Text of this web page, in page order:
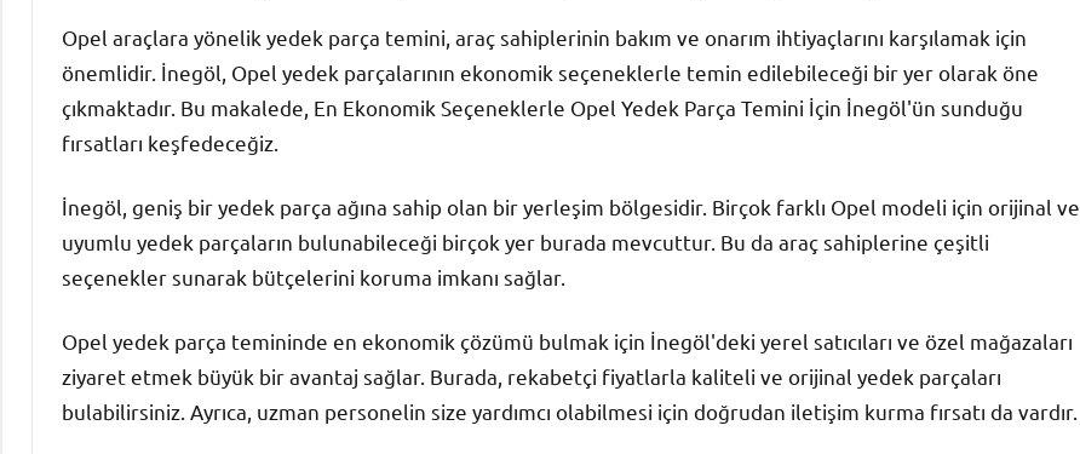
Opel araçlara yönelik yedek parça temini, araç sahiplerinin bakım ve onarım ihtiyaçlarını karşılamak için
önemlidir. İnegöl, Opel yedek parçalarının ekonomik seçeneklerle temin edilebileceği bir yer olarak öne
çıkmaktadır. Bu makalede, En Ekonomik Seçeneklerle Opel Yedek Parça Temini İçin İnegöl'ün sunduğu
fırsatları keşfedeceğiz.
İnegöl, geniş bir yedek parça ağına sahip olan bir yerleşim bölgesidir. Birçok farklı Opel modeli için orijinal ve
uyumlu yedek parçaların bulunabileceği birçok yer burada mevcuttur. Bu da araç sahiplerine çeşitli
seçenekler sunarak bütçelerini koruma imkanı sağlar.
Opel yedek parça temininde en ekonomik çözümü bulmak için İnegöl'deki yerel satıcıları ve özel mağazaları
ziyaret etmek büyük bir avantaj sağlar. Burada, rekabetçi fiyatlarla kaliteli ve orijinal yedek parçaları
bulabilirsiniz. Ayrıca, uzman personelin size yardımcı olabilmesi için doğrudan iletişim kurma fırsatı da vardır.